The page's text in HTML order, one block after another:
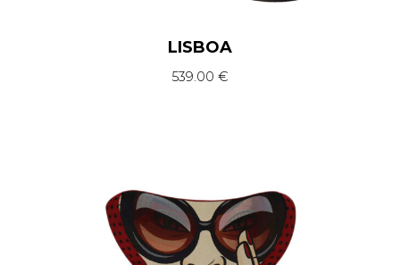
LISBOA
539.00 €